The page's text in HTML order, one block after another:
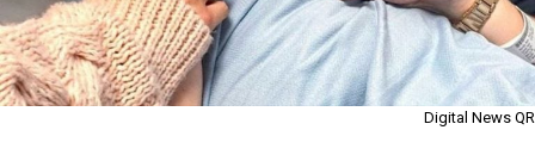
Digital News QR